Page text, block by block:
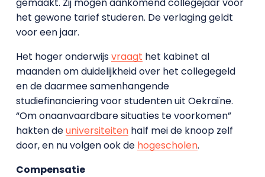
het gewone tarief studeren. De verlaging geldt
voor een jaar.
Het hoger onderwijsvraagt het kabinet al
maanden om duidelijkheid over het collegegeld
en de daarmee samenhangende
studiefinanciering voor studenten uit Oekraïne.
“Om onaanvaardbare situaties te voorkomen”
hakten deuniversiteitenhalf mei de knoop zelf
door, en nu volgen ook de hogescholen.
Compensatie